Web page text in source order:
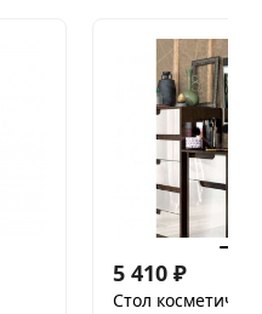
5 410 ₽
Стол